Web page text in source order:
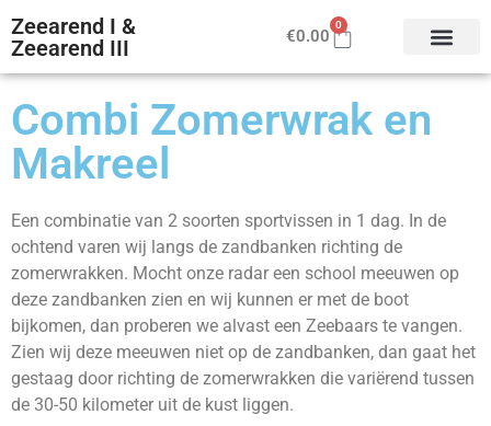
Zeearend I &
Zeearend III
€0.00
0
Combi Zomerwrak en
Makreel
Een combinatie van 2 soorten sportvissen in 1 dag. In de
ochtend varen wij langs de zandbanken richting de
zomerwrakken. Mocht onze radar een school meeuwen op
deze zandbanken zien en wij kunnen er met de boot
bijkomen, dan proberen we alvast een Zeebaars te vangen.
Zien wij deze meeuwen niet op de zandbanken, dan gaat het
gestaag door richting de zomerwrakken die variërend tussen
de 30-50 kilometer uit de kust liggen.